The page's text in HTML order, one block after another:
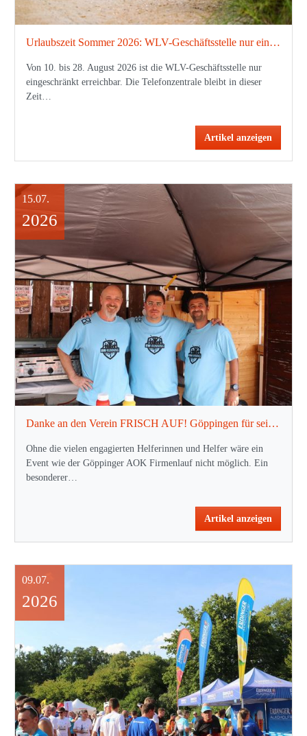
Urlaubszeit Sommer 2026: WLV-Geschäftsstelle nur eingeschränkt erreichbar
Von 10. bis 28. August 2026 ist die WLV-Geschäftsstelle nur
eingeschränkt erreichbar. Die Telefonzentrale bleibt in dieser
Zeit…
Artikel anzeigen
Danke an den Verein FRISCH AUF! Göppingen für seinen starken Einsatz beim Firmenlauf
Ohne die vielen engagierten Helferinnen und Helfer wäre ein
Event wie der Göppinger AOK Firmenlauf nicht möglich. Ein
besonderer…
Artikel anzeigen
15.07.
2026
09.07.
2026